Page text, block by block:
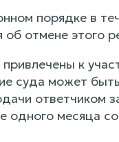
порядке в
об отмене этого
к
суда может
ответчиком
одного месяца